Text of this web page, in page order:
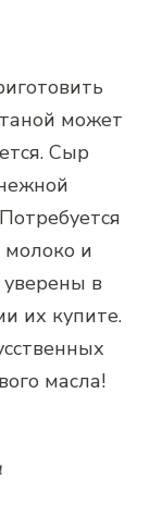
может
Сыр
молоко и
в
их купите.
масла!